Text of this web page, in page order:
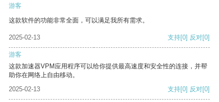
游客
这款软件的功能非常全面，可以满足我所有需求。
2025-02-13 支持[0] 反对[0]
游客
这款加速器VPM应用程序可以给你提供最高速度和安全性的连接，并帮
助你在网络上自由移动。
2025-02-13
支持[0] 反对[0]